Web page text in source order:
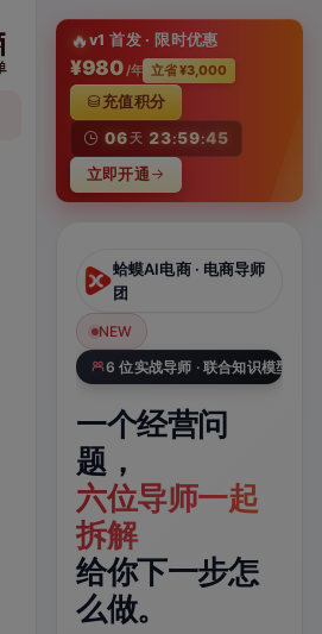
🔥v1 首发 · 限时优惠
¥980/年 立省 ¥3,000
06 天 23:59:44
充值积分
立即开通
电商数据库
已
蛤蟆AI电商 · 电商导师
团
NEW
6 位实战导师 · 联合知识模型
一个经营问
题，
六位导师一起
拆解
给你下一步怎
么做。